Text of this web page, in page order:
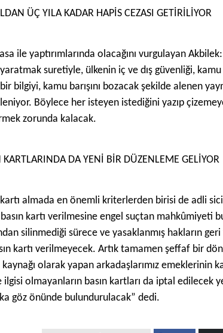
ÜÇ YILA KADAR HAPİS CEZASI GETİRİLİYOR
ile yaptırımlarında olacağını vurgulayan
suretiyle, ülkenin iç ve dış güvenliği,
bir bilgiyi, kamu barışını bozacak şekilde alenen
Böylece her isteyen istediğini yazıp
zorunda kalacak.
KARTLARINDA DA YENİ BİR DÜZENLEME GELİYOR
kartı almada en önemli kriterlerden birisi de adli
kartı verilmesine engel suçtan mahkûmiyeti
silinmediği sürece ve yasaklanmış hakların
kartı verilmeyecek. Artık tamamen şeffaf bir
olarak yapan arkadaşlarımız emeklerinin
ilgisi olmayanların basın kartları da iptal
göz önünde bulundurulacak” dedi.